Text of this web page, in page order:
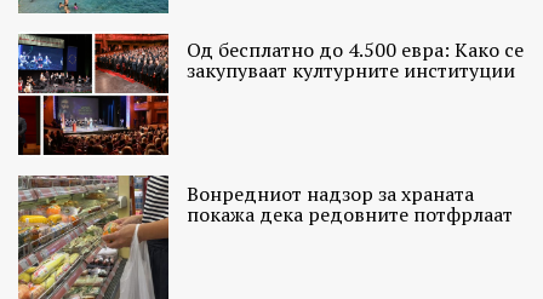
Од бесплатно до 4.500 евра: Како се
закупуваат културните институции
Вонредниот надзор за храната
покажа дека редовните потфрлаат